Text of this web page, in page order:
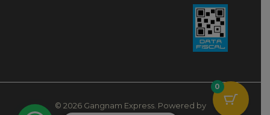
© 2026 Gangnam Express. Powered by
0